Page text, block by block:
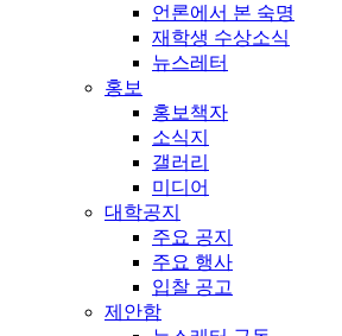
언론에서 본 숙명
재학생 수상소식
뉴스레터
홍보
홍보책자
소식지
갤러리
미디어
대학공지
주요 공지
주요 행사
입찰 공고
제안함